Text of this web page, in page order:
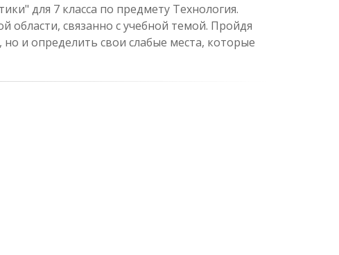
для 7 класса по предмету Технология.
области, связанно с учебной темой. Пройдя
и определить свои слабые места, которые